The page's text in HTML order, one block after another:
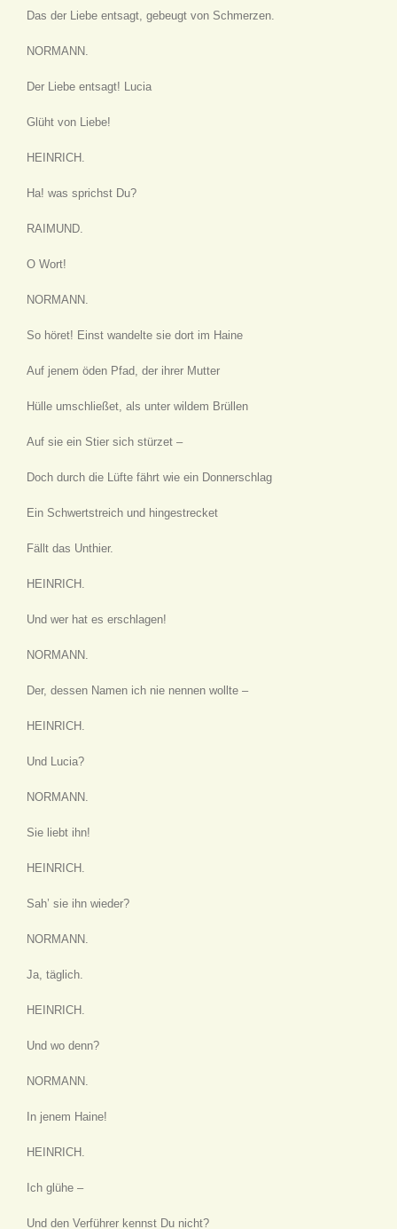
Das der Liebe entsagt, gebeugt von Schmerzen.
NORMANN.
Der Liebe entsagt! Lucia
Glüht von Liebe!
HEINRICH.
Ha! was sprichst Du?
RAIMUND.
O Wort!
NORMANN.
So höret! Einst wandelte sie dort im Haine
Auf jenem öden Pfad, der ihrer Mutter
Hülle umschließet, als unter wildem Brüllen
Auf sie ein Stier sich stürzet –
Doch durch die Lüfte fährt wie ein Donnerschlag
Ein Schwertstreich und hingestrecket
Fällt das Unthier.
HEINRICH.
Und wer hat es erschlagen!
NORMANN.
Der, dessen Namen ich nie nennen wollte –
HEINRICH.
Und Lucia?
NORMANN.
Sie liebt ihn!
HEINRICH.
Sah’ sie ihn wieder?
NORMANN.
Ja, täglich.
HEINRICH.
Und wo denn?
NORMANN.
In jenem Haine!
HEINRICH.
Ich glühe –
Und den Verführer kennst Du nicht?